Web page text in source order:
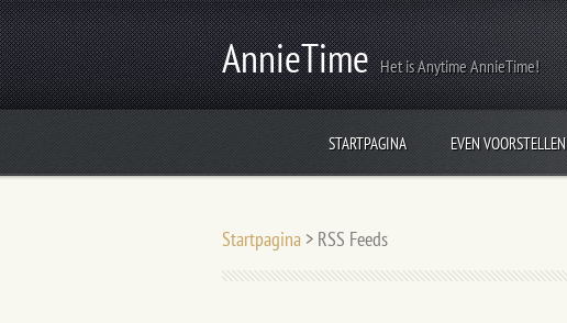
AnnieTime Het is Anytime AnnieTime!
STARTPAGINA EVEN VOORSTELLEN
Startpagina > RSS Feeds